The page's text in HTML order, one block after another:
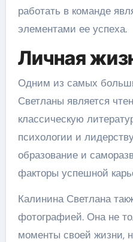
работать в команде
элементами ее успеха.
Личная
Одним из самых
Светланы является
классическую
психологии и
образование и
факторы успешной
Калинина Светлана
фотографией. Она не
моменты своей жизни,